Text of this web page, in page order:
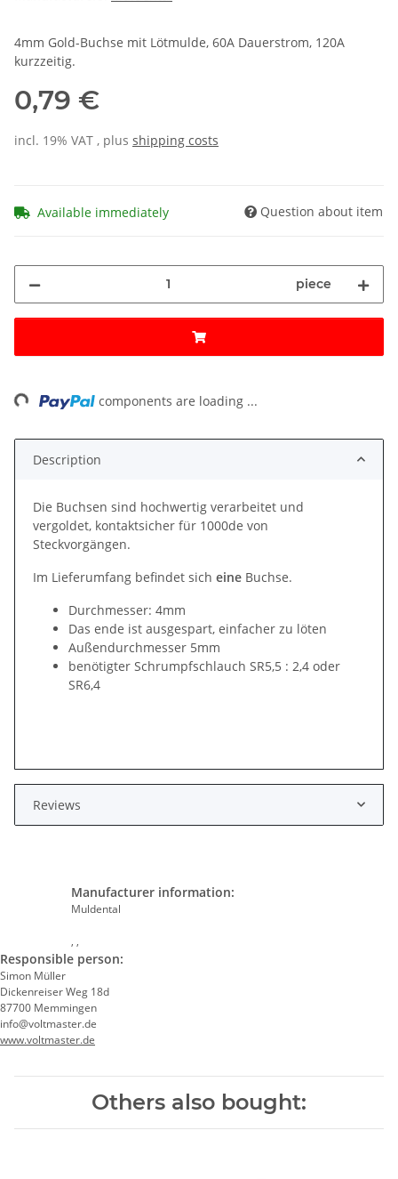
4mm Gold-Buchse mit Lötmulde, 60A Dauerstrom, 120A
kurzzeitig.
0,79 €
incl. 19% VAT , plus shipping costs
Available immediately Question about item
piece
components are loading ...
Description
Die Buchsen sind hochwertig verarbeitet und
vergoldet, kontaktsicher für 1000de von
Steckvorgängen.
Im Lieferumfang befindet sich eine Buchse.
Durchmesser: 4mm
Das ende ist ausgespart, einfacher zu löten
Außendurchmesser 5mm
benötigter Schrumpfschlauch SR5,5 : 2,4 oder
SR6,4
Reviews
Manufacturer information:
Muldental
, ,
Responsible person:
Simon Müller
Dickenreiser Weg 18d
87700 Memmingen
info@voltmaster.de
www.voltmaster.de
Others also bought: